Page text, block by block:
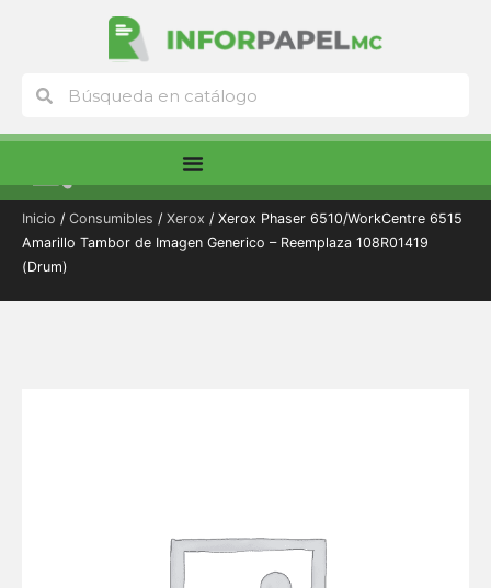
Buscar
Inicio / Consumibles / Xerox / Xerox Phaser 6510/WorkCentre 6515
Amarillo Tambor de Imagen Generico – Reemplaza 108R01419
(Drum)